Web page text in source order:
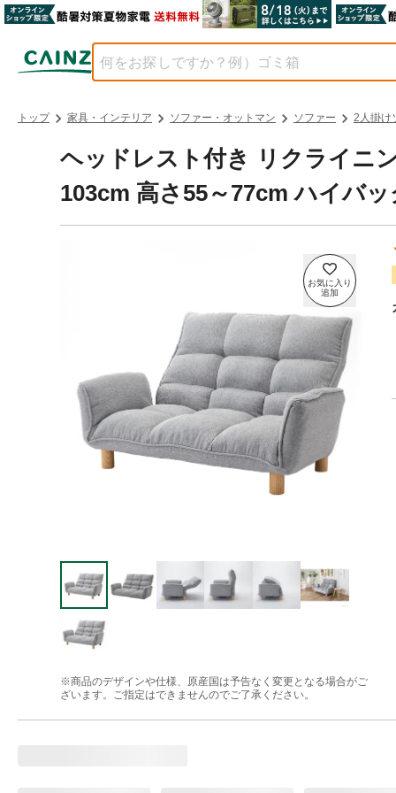
トップ 家具・インテリア ソファー・オットマン ソファー 2人掛け
ヘッドレスト付き リクライニ
103cm 高さ55～77cm ハイバ
※商品のデザインや仕様、原産国は予告なく変更となる場合がご
ざいます。ご指定はできませんのでご了承ください。